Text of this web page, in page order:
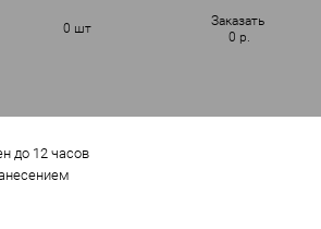
0 шт
Заказать
0 р.
до 12 часов